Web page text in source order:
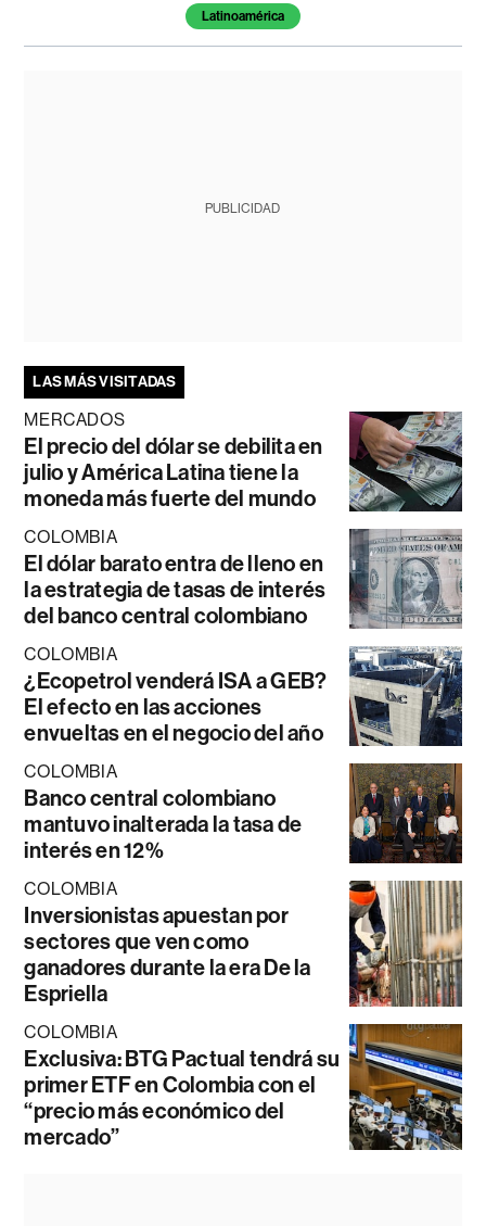
Latinoamérica
PUBLICIDAD
LAS MÁS VISITADAS
MERCADOS
El precio del dólar se debilita en
julio y América Latina tiene la
moneda más fuerte del mundo
COLOMBIA
El dólar barato entra de lleno en
la estrategia de tasas de interés
del banco central colombiano
COLOMBIA
¿Ecopetrol venderá ISA a GEB?
El efecto en las acciones
envueltas en el negocio del año
COLOMBIA
Banco central colombiano
mantuvo inalterada la tasa de
interés en 12%
COLOMBIA
Inversionistas apuestan por
sectores que ven como
ganadores durante la era De la
Espriella
COLOMBIA
Exclusiva: BTG Pactual tendrá su
primer ETF en Colombia con el
“precio más económico del
mercado”